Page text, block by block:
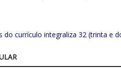
do currículo integraliza 32 (trinta e